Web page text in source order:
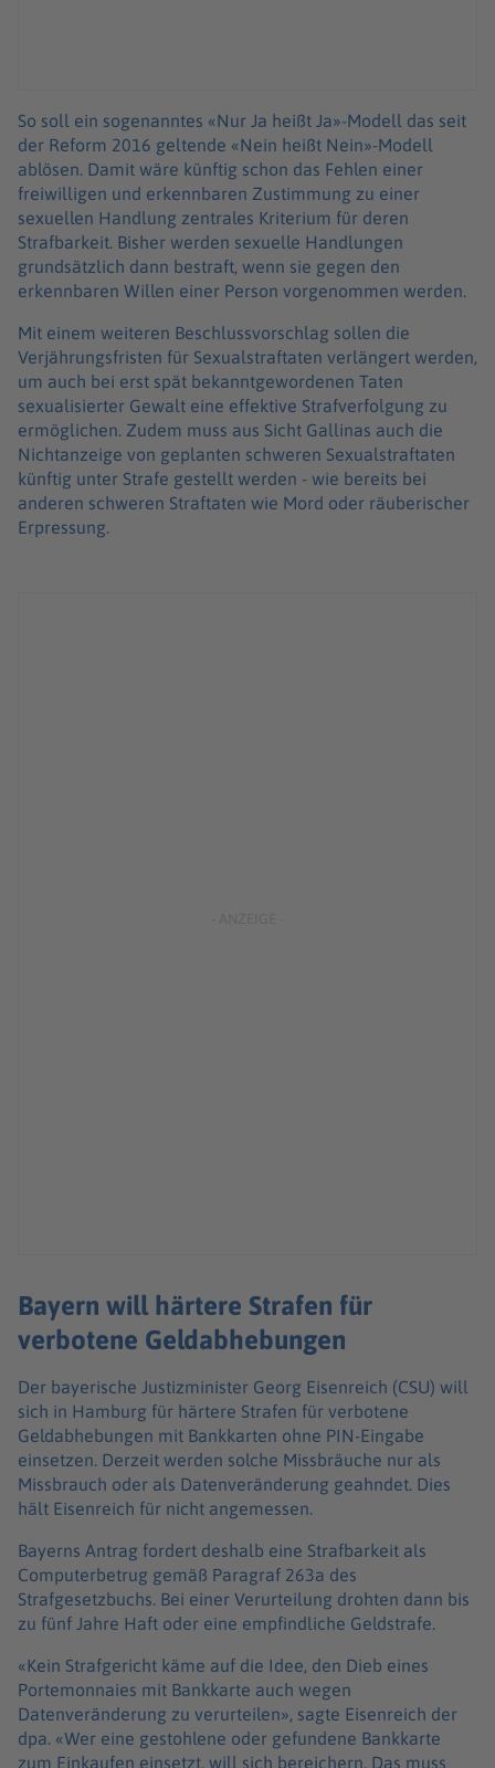
So soll ein sogenanntes «Nur Ja heißt Ja»-Modell das seit
der Reform 2016 geltende «Nein heißt Nein»-Modell
ablösen. Damit wäre künftig schon das Fehlen einer
freiwilligen und erkennbaren Zustimmung zu einer
sexuellen Handlung zentrales Kriterium für deren
Strafbarkeit. Bisher werden sexuelle Handlungen
grundsätzlich dann bestraft, wenn sie gegen den
erkennbaren Willen einer Person vorgenommen werden.
Mit einem weiteren Beschlussvorschlag sollen die
Verjährungsfristen für Sexualstraftaten verlängert werden,
um auch bei erst spät bekanntgewordenen Taten
sexualisierter Gewalt eine effektive Strafverfolgung zu
ermöglichen. Zudem muss aus Sicht Gallinas auch die
Nichtanzeige von geplanten schweren Sexualstraftaten
künftig unter Strafe gestellt werden - wie bereits bei
anderen schweren Straftaten wie Mord oder räuberischer
Erpressung.
Bayern will härtere Strafen für
verbotene Geldabhebungen
Der bayerische Justizminister Georg Eisenreich (CSU) will
sich in Hamburg für härtere Strafen für verbotene
Geldabhebungen mit Bankkarten ohne PIN-Eingabe
einsetzen. Derzeit werden solche Missbräuche nur als
Missbrauch oder als Datenveränderung geahndet. Dies
hält Eisenreich für nicht angemessen.
Bayerns Antrag fordert deshalb eine Strafbarkeit als
Computerbetrug gemäß Paragraf 263a des
Strafgesetzbuchs. Bei einer Verurteilung drohten dann bis
zu fünf Jahre Haft oder eine empfindliche Geldstrafe.
«Kein Strafgericht käme auf die Idee, den Dieb eines
Portemonnaies mit Bankkarte auch wegen
Datenveränderung zu verurteilen», sagte Eisenreich der
dpa. «Wer eine gestohlene oder gefundene Bankkarte
zum Einkaufen einsetzt, will sich bereichern. Das muss